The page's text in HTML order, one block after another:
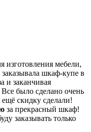
изготовления мебели,
шкаф-купе в
и заканчивая
было сделано очень
скидку сделали!
за прекрасный шкаф!
заказывать только